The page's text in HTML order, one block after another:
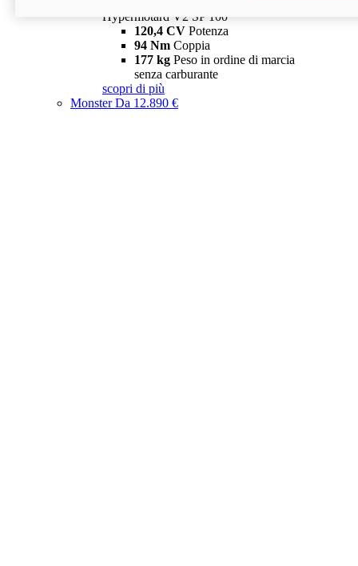
Hypermotard V2 SP 100
120,4 CV Potenza
94 Nm Coppia
177 kg Peso in ordine di marcia
senza carburante
scopri di più
MonsterDa 12.890 €